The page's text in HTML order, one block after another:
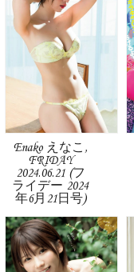
Enako えなこ,
FRIDAY
2024.06.21 (フ
ライデー 2024
年6月21日号)